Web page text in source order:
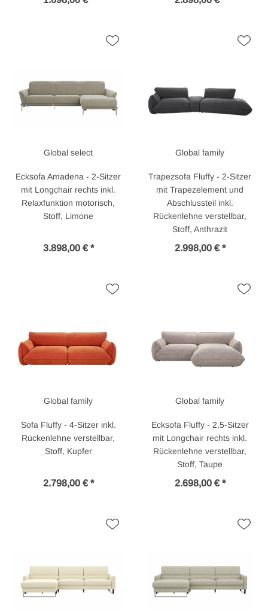
Global select
Ecksofa Amadena - 2-Sitzer
mit Longchair rechts inkl.
Relaxfunktion motorisch,
Stoff, Limone
3.898,00 € *
Global family
Trapezsofa Fluffy - 2-Sitzer
mit Trapezelement und
Abschlussteil inkl.
Rückenlehne verstellbar,
Stoff, Anthrazit
2.998,00 € *
Global family
Sofa Fluffy - 4-Sitzer inkl.
Rückenlehne verstellbar,
Stoff, Kupfer
2.798,00 € *
Global family
Ecksofa Fluffy - 2,5-Sitzer
mit Longchair rechts inkl.
Rückenlehne verstellbar,
Stoff, Taupe
2.698,00 € *